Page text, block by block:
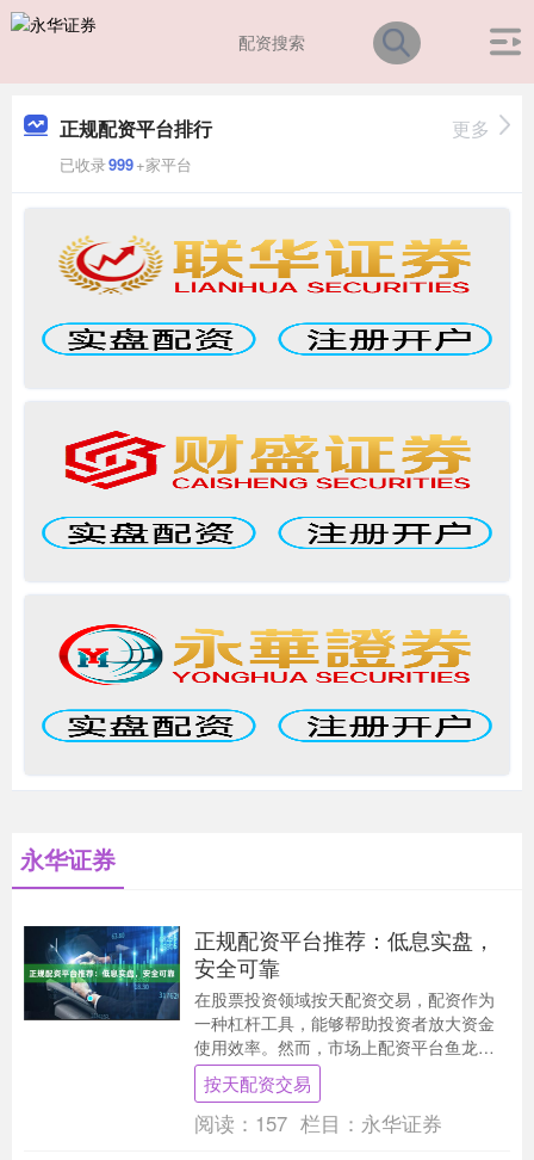
正规配资平台排行
已收录999+家平台
更多
永华证券
正规配资平台推荐：低息实盘，
安全可靠
在股票投资领域按天配资交易，配资作为
一种杠杆工具，能够帮助投资者放大资金
使用效率。然而，市场上配资平台鱼龙混
杂，如何选择正规、安全、低息的平台成
为投资者最关心的....
按天配资交易
阅读： 157 栏目： 永华证券